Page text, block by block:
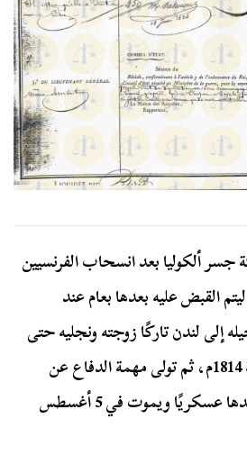
جسر ألكوليا بعد انسحاب الفرنسيين
سنة 1811م، ليتم القبض عليه بعدها بعام عند
إلى لندن تاركًا زوجته ونجليه حتى
توقيع معاهدة باريس سنة 1814م، ثم تولى مهمة الدفاع عن
مقاطعة لاون، ليتقاعد بعدها عسكريًا ويموت في 5 أغسطس